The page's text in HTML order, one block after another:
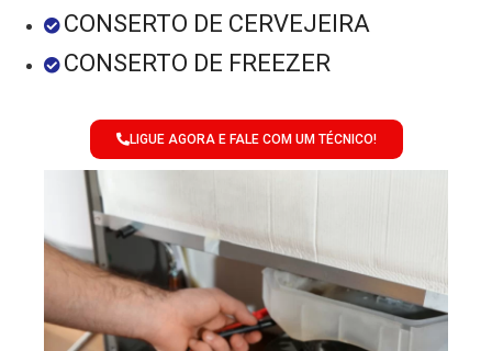
CONSERTO DE CERVEJEIRA
CONSERTO DE FREEZER
LIGUE AGORA E FALE COM UM TÉCNICO!